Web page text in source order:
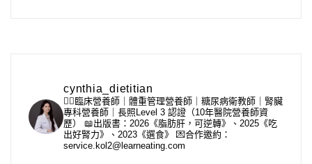
cynthia_dietitian
👩‍⚕️臨床營養師｜體重管理營養師｜糖尿病衛教師｜腎臟
專科營養師｜長照Level 3 認證（10年醫院營養師資
歷）
📖出版書：2026《脂肪肝，可逆轉》、2025《吃
出好腎力》、2023《選食》
💌合作邀約：
service.kol2@learneating.com